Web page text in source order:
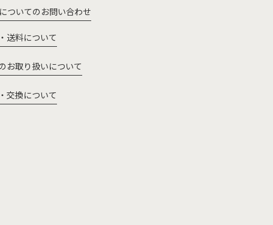
ついてのお問い合わせ
送料について
お取り扱いについて
交換について